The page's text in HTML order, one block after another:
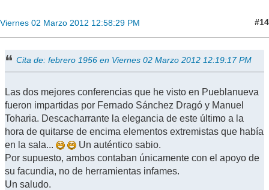
Viernes 02 Marzo 2012 12:58:29 PM #14
Cita de: febrero 1956 en Viernes 02 Marzo 2012 12:19:17 PM
Las dos mejores conferencias que he visto en Pueblanueva
fueron impartidas por Fernado Sánchez Dragó y Manuel
Toharia. Descacharrante la elegancia de este último a la
hora de quitarse de encima elementos extremistas que había
en la sala...
Un auténtico sabio.
Por supuesto, ambos contaban únicamente con el apoyo de
su facundia, no de herramientas infames.
Un saludo.